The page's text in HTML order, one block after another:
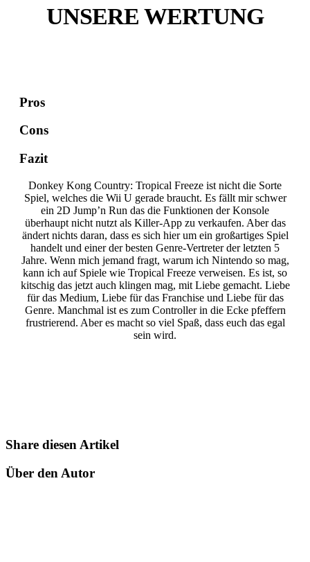
UNSERE WERTUNG
Pros
Cons
Fazit
Donkey Kong Country: Tropical Freeze ist nicht die Sorte
Spiel, welches die Wii U gerade braucht. Es fällt mir schwer
ein 2D Jump’n Run das die Funktionen der Konsole
überhaupt nicht nutzt als Killer-App zu verkaufen. Aber das
ändert nichts daran, dass es sich hier um ein großartiges Spiel
handelt und einer der besten Genre-Vertreter der letzten 5
Jahre. Wenn mich jemand fragt, warum ich Nintendo so mag,
kann ich auf Spiele wie Tropical Freeze verweisen. Es ist, so
kitschig das jetzt auch klingen mag, mit Liebe gemacht. Liebe
für das Medium, Liebe für das Franchise und Liebe für das
Genre. Manchmal ist es zum Controller in die Ecke pfeffern
frustrierend. Aber es macht so viel Spaß, dass euch das egal
sein wird.
Share diesen Artikel
Über den Autor